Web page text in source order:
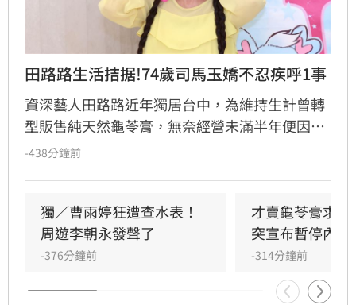
田路路生活拮据!74歲司馬玉嬌不忍疾呼1事
資深藝人田路路近年獨居台中，為維持生計曾轉
型販售純天然龜苓膏，無奈經營未滿半年便因身
體狀況亮紅燈，被迫宣布暫停營業。田路路於社
話，勸告年僅68歲的田路路應學會自強自力。
-438分鐘前
獨／曹雨婷狂遭查水表！
周遊李朝永發聲了
-376分鐘前
才賣龜苓膏求
突宣布暫停內幕
-314分鐘前